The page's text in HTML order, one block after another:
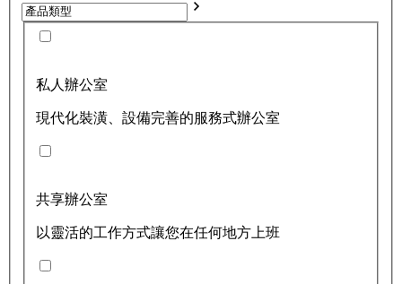
私人辦公室
現代化裝潢、設備完善的服務式辦公室
共享辦公室
以靈活的工作方式讓您在任何地方上班